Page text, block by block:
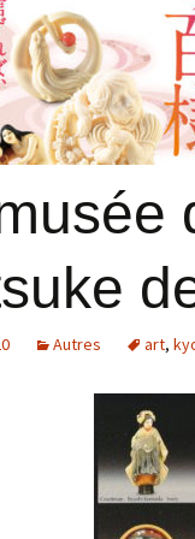
Autres art,